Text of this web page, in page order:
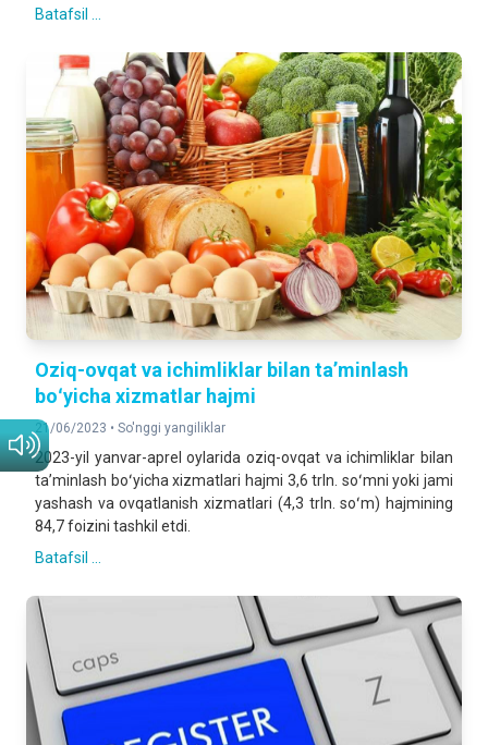
Batafsil ...
Oziq-ovqat va ichimliklar bilan taʼminlash
boʻyicha xizmatlar hajmi
21/06/2023 • So'nggi yangiliklar
2023-yil yanvar-aprel oylarida oziq-ovqat va ichimliklar bilan
taʼminlash boʻyicha xizmatlari hajmi 3,6 trln. soʻmni yoki jami
yashash va ovqatlanish xizmatlari (4,3 trln. soʻm) hajmining
84,7 foizini tashkil etdi.
Batafsil ...